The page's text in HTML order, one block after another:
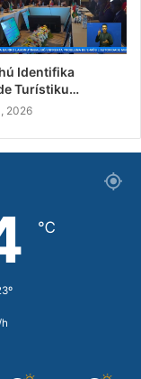
Identifika
Turístiku…
2026
℃